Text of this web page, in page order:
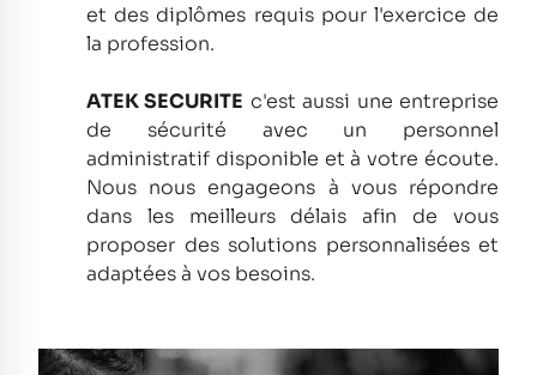
et des diplômes requis pour l'exercice de
la profession.
ATEK SECURITE c'est aussi une entreprise
de sécurité avec un personnel
administratif disponible et à votre écoute.
Nous nous engageons à vous répondre
dans les meilleurs délais afin de vous
proposer des solutions personnalisées et
adaptées à vos besoins.